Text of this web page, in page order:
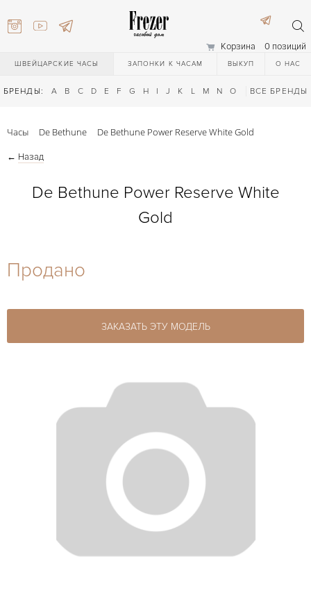
Корзина 0 позиций
ШВЕЙЦАРСКИЕ ЧАСЫ ЗАПОНКИ К ЧАСАМ ВЫКУП О НАС
БРЕНДЫ: A B C D E F G H I J K L M N O Q R S T
ВСЕ БРЕНДЫ
27-44
Часы De Bethune De Bethune Power Reserve White Gold
← Назад
De Bethune Power Reserve White
Gold
Продано
ЗАКАЗАТЬ ЭТУ МОДЕЛЬ